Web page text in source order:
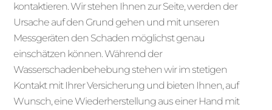
kontaktieren. Wir stehen Ihnen zur Seite, werden der
Ursache auf den Grund gehen und mit unseren
Messgeräten den Schaden möglichst genau
einschätzen können. Während der
Wasserschadenbehebung stehen wir im stetigen
Kontakt mit Ihrer Versicherung und bieten Ihnen, auf
Wunsch, eine Wiederherstellung aus einer Hand mit